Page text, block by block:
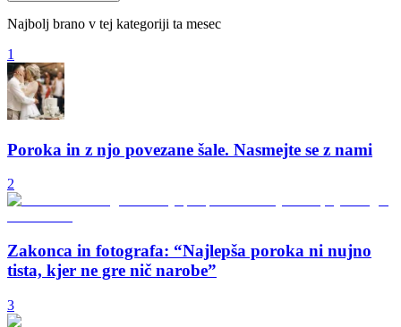
Najbolj brano v tej kategoriji ta mesec
1
Poroka in z njo povezane šale. Nasmejte se z nami
2
Zakonca in fotografa: “Najlepša poroka ni nujno
tista, kjer ne gre nič narobe”
3